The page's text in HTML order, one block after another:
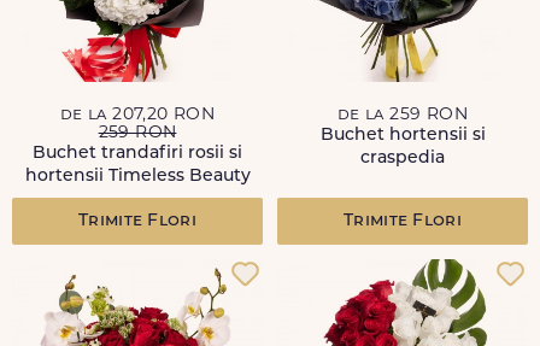
de la 207,20 RON
259 RON
Buchet trandafiri rosii si
hortensii Timeless Beauty
Trimite Flori
de la 259 RON
Buchet hortensii si
craspedia
Trimite Flori